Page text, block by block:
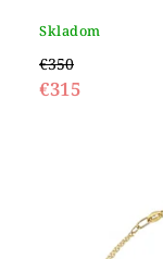
Skladom
€350
€315